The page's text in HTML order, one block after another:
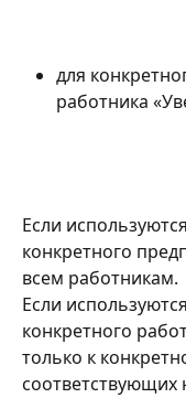
для
работника
Если
конкретного
всем работникам.
Если
конкретного
только к
соответствующих